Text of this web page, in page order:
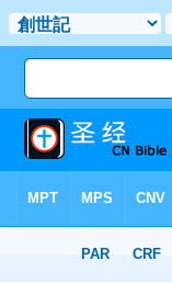
> 聖經金句 28